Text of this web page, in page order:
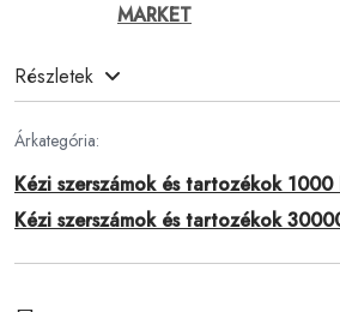
MARKET
Részletek
Árkategória:
Kézi szerszámok és tartozékok 1000
Kézi szerszámok és tartozékok